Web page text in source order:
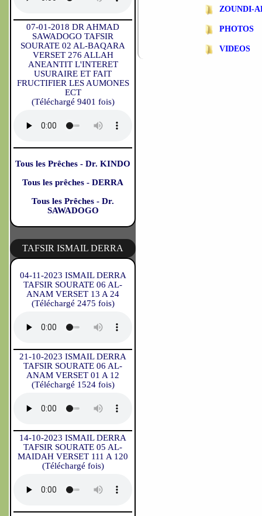
07-01-2018 DR AHMAD
SAWADOGO TAFSIR
SOURATE 02 AL-BAQARA
VERSET 276 ALLAH
ANEANTIT L'INTERET
USURAIRE ET FAIT
FRUCTIFIER LES AUMONES
ECT
(Téléchargé 9401 fois)
Tous les Prêches - Dr. KINDO
Tous les prêches - DERRA
Tous les Prêches - Dr.
SAWADOGO
TAFSIR ISMAIL DERRA
04-11-2023 ISMAIL DERRA
TAFSIR SOURATE 06 AL-
ANAM VERSET 13 A 24
(Téléchargé 2475 fois)
21-10-2023 ISMAIL DERRA
TAFSIR SOURATE 06 AL-
ANAM VERSET 01 A 12
(Téléchargé 1524 fois)
14-10-2023 ISMAIL DERRA
TAFSIR SOURATE 05 AL-
MAIDAH VERSET 111 A 120
(Téléchargé fois)
ZOUNDI-
PHOTOS
VIDEOS